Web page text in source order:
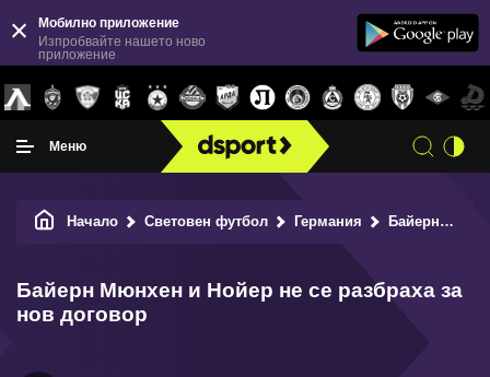
Мобилно приложение
Изпробвайте нашето ново
приложение
Меню
Начало Световен футбол Германия Байерн Мюнхен и Нойер не се разбраха за нов договор
Байерн Мюнхен и Нойер не се разбраха за
нов договор